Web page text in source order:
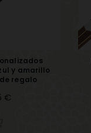
y amarillo
regalo
€